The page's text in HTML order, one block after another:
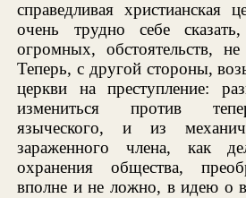
справедливая христианская
очень трудно себе
огромных, обстоятельств,
Теперь, с другой стороны,
церкви на преступление:
измениться против
языческого, и из
зараженного члена, как
охранения общества,
вполне и не ложно, в идею о